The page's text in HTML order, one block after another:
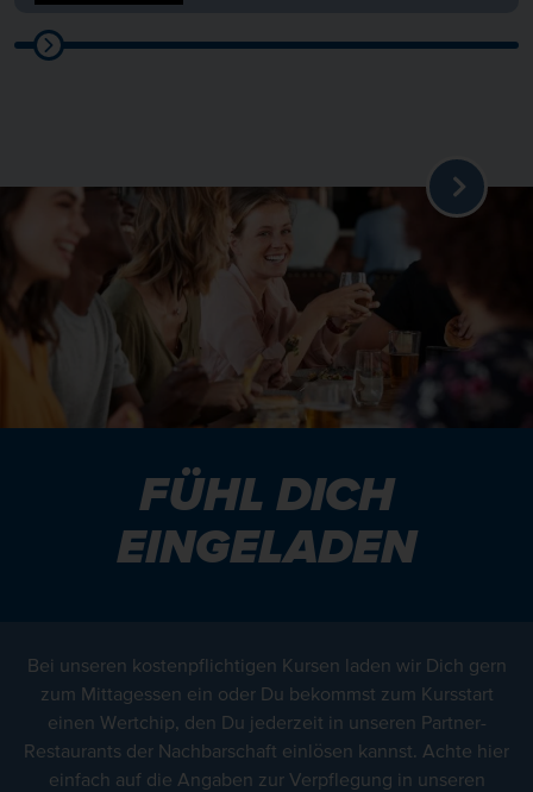
FÜHL DICH
EINGELADEN
Bei unseren kostenpflichtigen Kursen laden wir Dich gern
zum Mittagessen ein oder Du bekommst zum Kursstart
einen Wertchip, den Du jederzeit in unseren Partner-
Restaurants der Nachbarschaft einlösen kannst. Achte hier
einfach auf die Angaben zur Verpflegung in unseren